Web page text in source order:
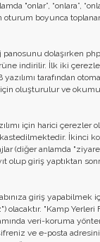
"onlar”, “onlara”,
oturum boyunca
dolaşırken
indirilir. İlk iki
tarafından
için oluşturulur ve
için harici
İkinci
(diğer anlamda
olup giriş yaptıktan
giriş
"Kamp Yerleri
veri-koruma
ve e-posta